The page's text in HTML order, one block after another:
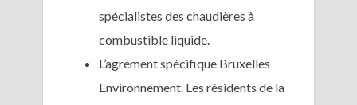
spécialistes des chaudières à
combustible liquide.
L’agrément spécifique Bruxelles
Environnement. Les résidents de la